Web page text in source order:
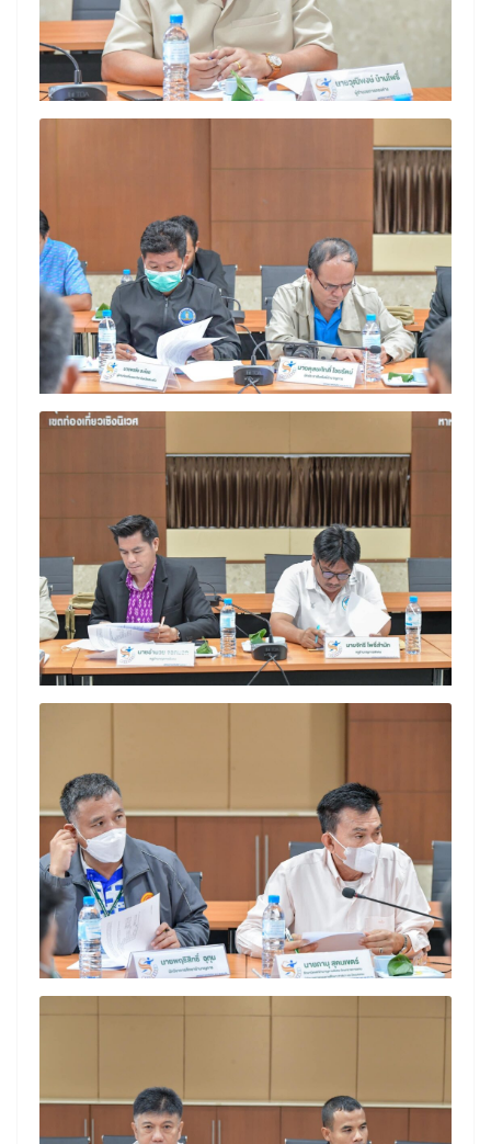
Search
for:
Search